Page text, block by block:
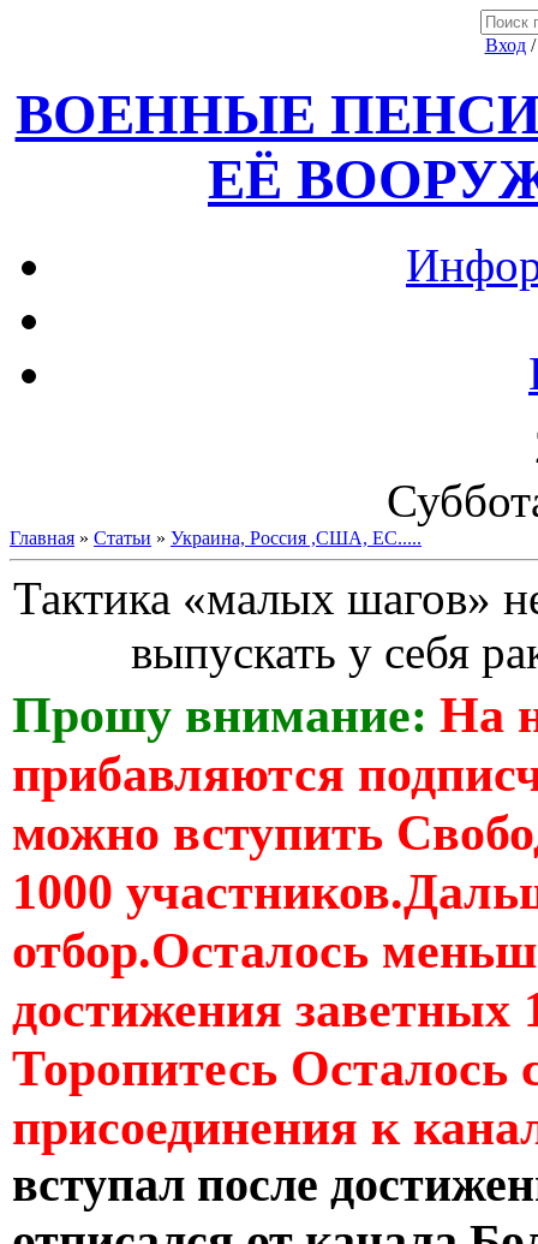
Вход
ВОЕННЫЕ
ЕЁ
Главная » Статьи » Украина, Россия ,США, ЕС.....
Тактика «малых шагов»
выпускать у себя
Прошу внимание: На
прибавляются
можно вступить
1000
отбор.Осталось
достижения заветных
Торопитесь Осталось
присоединения к
вступал после